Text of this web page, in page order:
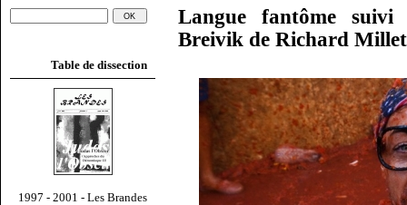
Table de dissection
1997 - 2001 - Les Brandes
Langue fantôme
Breivik de Richard Millet